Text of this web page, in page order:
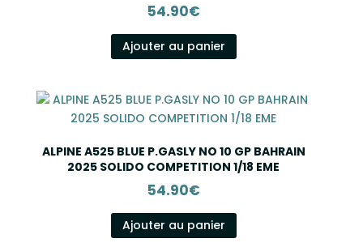
54.90€
Ajouter au panier
ALPINE A525 BLUE P.GASLY NO 10 GP BAHRAIN
2025 SOLIDO COMPETITION 1/18 EME
54.90€
Ajouter au panier